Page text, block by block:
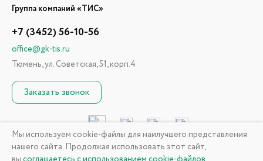
Группа компаний «ТИС»
+7 (3452) 56-10-56
office@gk-tis.ru
Тюмень, ул. Советская, 51, корп.4
Заказать звонок
© 2026 ГК «ТИС». Информация, размещенная на сайте, не
Мы используем cookie-файлы для наилучшего представления
нашего сайта. Продолжая использовать этот сайт,